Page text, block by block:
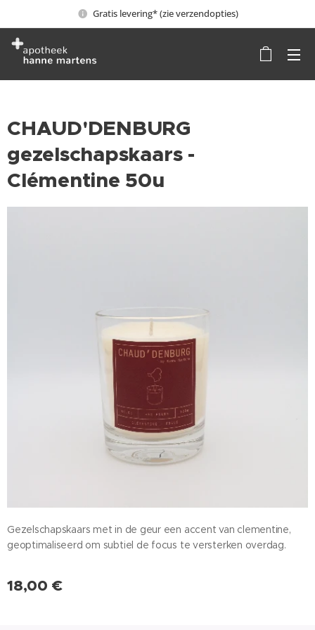
Gratis levering* (zie verzendopties)
CHAUD'DENBURG
gezelschapskaars -
Clémentine 50u
Gezelschapskaars met in de geur een accent van clementine,
geoptimaliseerd om subtiel de focus te versterken overdag.
18,00 €